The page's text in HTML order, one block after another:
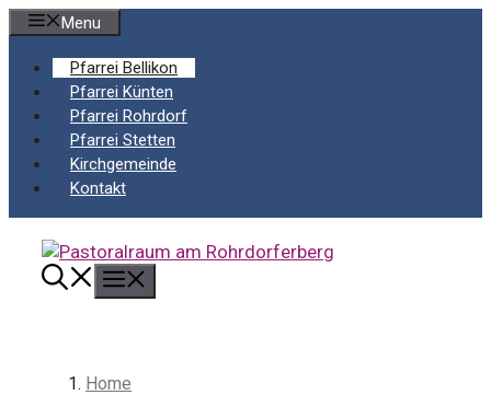
Springe
Inhalt
Menu
Pfarrei Bellikon
Pfarrei Künten
Pfarrei Rohrdorf
Pfarrei Stetten
Kirchgemeinde
Kontakt
Home